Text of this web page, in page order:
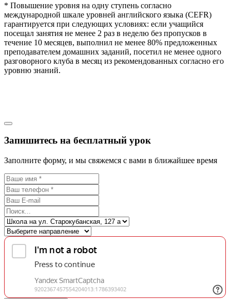
* Повышение уровня на одну ступень согласно
международной шкале уровней английского языка (CEFR)
гарантируется при следующих условиях: если учащийся
посещал занятия не менее 2 раз в неделю без пропусков в
течение 10 месяцев, выполнил не менее 80% предложенных
преподавателем домашних заданий, посетил не менее одного
разговорного клуба в месяц из рекомендованных согласно его
уровню знаний.
Запишитесь на бесплатный урок
Заполните форму, и мы свяжемся с вами в ближайшее время